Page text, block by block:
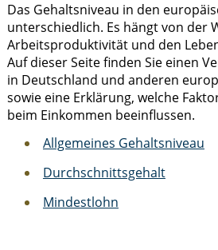
Das Gehaltsniveau in den
unterschiedlich. Es hängt von der
Arbeitsproduktivität und den
Auf dieser Seite finden Sie einen
in Deutschland und anderen
sowie eine Erklärung, welche
beim Einkommen beeinflussen.
Allgemeines Gehaltsniveau
Durchschnittsgehalt
Mindestlohn